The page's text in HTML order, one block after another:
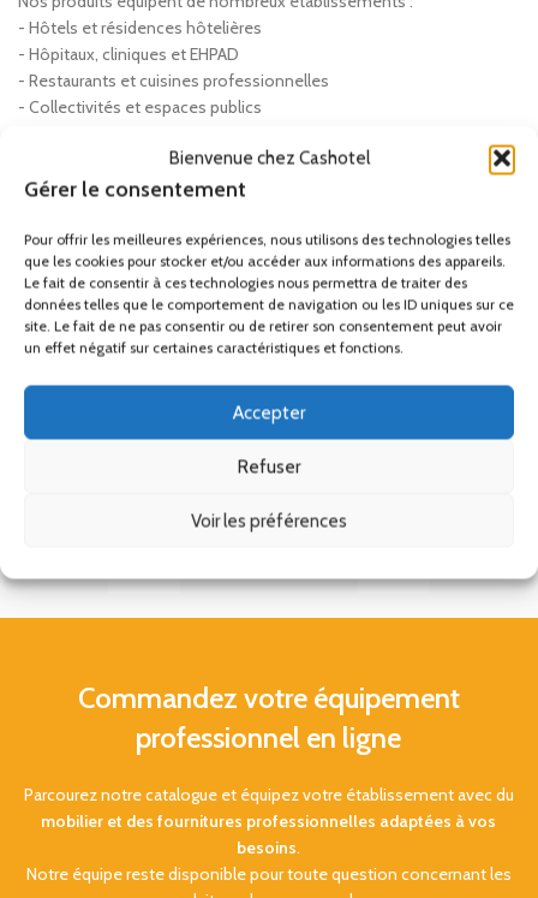
Bienvenue chez Cashotel
Gérer le consentement
Pour offrir les meilleures expériences, nous utilisons des technologies telles
que les cookies pour stocker et/ou accéder aux informations des appareils.
Le fait de consentir à ces technologies nous permettra de traiter des
données telles que le comportement de navigation ou les ID uniques sur ce
site. Le fait de ne pas consentir ou de retirer son consentement peut avoir
un effet négatif sur certaines caractéristiques et fonctions.
Accepter
Refuser
Voir les préférences
- Hôtels et résidences hôtelières
- Hôpitaux, cliniques et EHPAD
- Restaurants et cuisines professionnelles
- Collectivités et espaces publics
Friction ou lavage — la bonne solution
La friction hydro-alcoolique désinfecte rapidement les mains
propres. Le lavage au savon reste indispensable pour les mains
visiblement souillées. Cashotel propose les deux solutions pour
une hygiène des mains professionnelle complète.
Commandez votre équipement
professionnel en ligne
Parcourez notre catalogue et équipez votre établissement avec du
mobilier et des fournitures professionnelles adaptées à vos
besoins.
Notre équipe reste disponible pour toute question concernant les